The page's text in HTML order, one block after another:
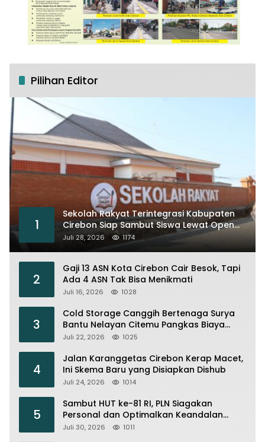
Pilihan Editor
1
Sekolah Rakyat Terintegrasi Kabupaten
Cirebon Siap Sambut Siswa Lewat Open
House dan MPLS
Juli 28, 2026 1174
2
Gaji 13 ASN Kota Cirebon Cair Besok, Tapi
Ada 4 ASN Tak Bisa Menikmati
Juli 16, 2026 1028
3
Cold Storage Canggih Bertenaga Surya
Bantu Nelayan Citemu Pangkas Biaya
Operasional
Juli 22, 2026 1025
4
Jalan Karanggetas Cirebon Kerap Macet,
Ini Skema Baru yang Disiapkan Dishub
Juli 24, 2026 1014
5
Sambut HUT ke-81 RI, PLN Siagakan
Personal dan Optimalkan Keandalan
Instalasi Transmisi
Juli 30, 2026 1011